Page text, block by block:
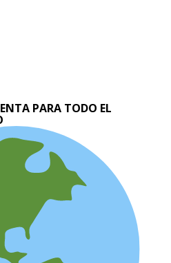
PARA TODO EL